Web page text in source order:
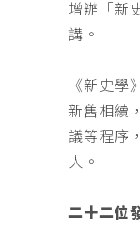
增辦「新
講。
《新史
新舊相續
議等程序
人。
二十二位